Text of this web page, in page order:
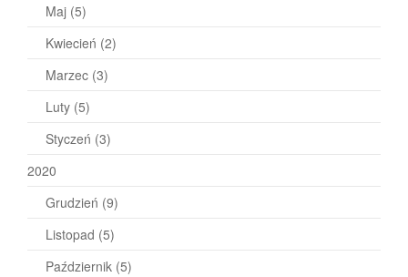
Maj (5)
Kwiecień (2)
Marzec (3)
Luty (5)
Styczeń (3)
2020
Grudzień (9)
Listopad (5)
Październik (5)